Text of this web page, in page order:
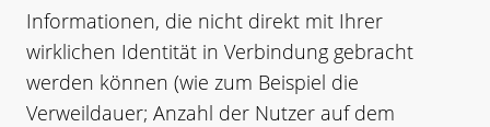
Informationen, die nicht direkt mit Ihrer
wirklichen Identität in Verbindung gebracht
werden können (wie zum Beispiel die
Verweildauer; Anzahl der Nutzer auf dem